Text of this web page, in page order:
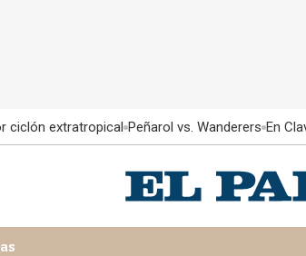
ciclón extratropical Peñarol vs. Wanderers En